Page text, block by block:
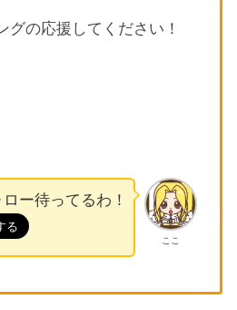
グの応援してください！
ここ
ー待ってるわ！